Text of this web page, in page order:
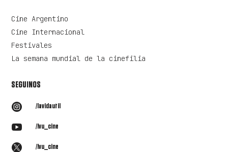
Cine Argentino
Cine Internacional
Festivales
La semana mundial de la cinefilia
SEGUINOS
 /lavidautil
 /lvu_cine
 /lvu_cine